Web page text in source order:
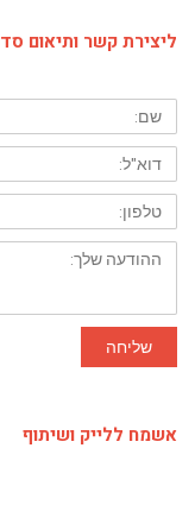
ליצירת קשר ותיאום
שם:
דוא"ל:
טלפון:
ההודעה
שלך:
שליחה
אשמח ללייק ושיתוף